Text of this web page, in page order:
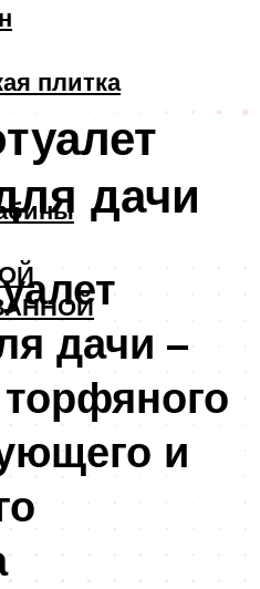
плитка
дачи
дачи –
и